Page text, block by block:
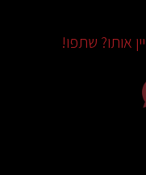
אותו? שתפו!